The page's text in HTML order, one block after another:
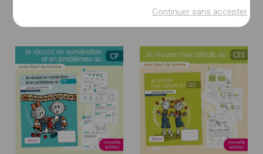
Continuer sans accepter
DESCRIPTION DU PROJET * :
(nombre de pages, séances, jeux ou exercices, nombre
d’illustrations, matériel d’accompagnement,
programmation, etc.)